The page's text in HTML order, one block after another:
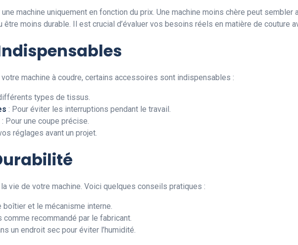
machine uniquement en fonction du prix. Une machine moins chère peut
moins durable. Il est crucial d’évaluer vos besoins réels en matière de couture
machine à coudre, certains accessoires sont indispensables :
types de tissus.
: Pour éviter les interruptions pendant le travail.
: Pour une coupe précise.
réglages avant un projet.
vie de votre machine. Voici quelques conseils pratiques :
et le mécanisme interne.
recommandé par le fabricant.
un endroit sec pour éviter l’humidité.